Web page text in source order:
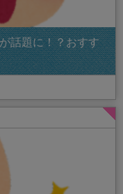
話題に！？おすす